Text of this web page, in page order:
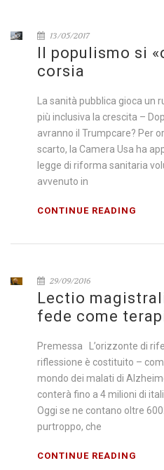
13/05/2017
Il populismo si
corsia
La sanità pubblica gioca
più inclusiva la crescita –
avranno il Trumpcare? Per
scarto, la Camera Usa ha
legge di riforma sanitaria
avvenuto in
CONTINUE READING
29/09/2016
Lectio
fede come
Premessa L’orizzonte di
riflessione è costituito –
mondo dei malati di
conterà fino a 4 milioni di
Oggi se ne contano oltre
purtroppo, che
CONTINUE READING